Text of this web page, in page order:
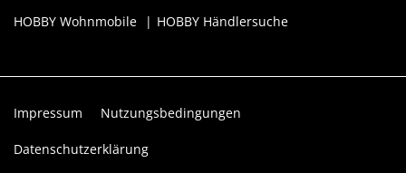
HOBBY Wohnmobile HOBBY Händlersuche
Impressum Nutzungsbedingungen
Datenschutzerklärung